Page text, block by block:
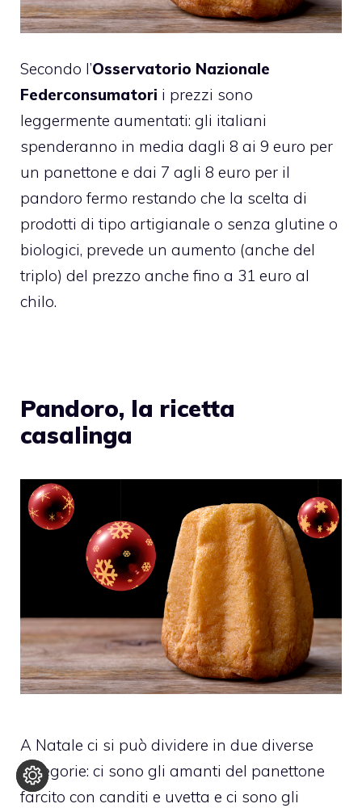
Secondo l’Osservatorio Nazionale
Federconsumatori i prezzi sono
leggermente aumentati: gli italiani
spenderanno in media dagli 8 ai 9 euro per
un panettone e dai 7 agli 8 euro per il
pandoro fermo restando che la scelta di
prodotti di tipo artigianale o senza glutine o
biologici, prevede un aumento (anche del
triplo) del prezzo anche fino a 31 euro al
chilo.
Pandoro, la ricetta
casalinga
A Natale ci si può dividere in due diverse
categorie: ci sono gli amanti del panettone
farcito con canditi e uvetta e ci sono gli